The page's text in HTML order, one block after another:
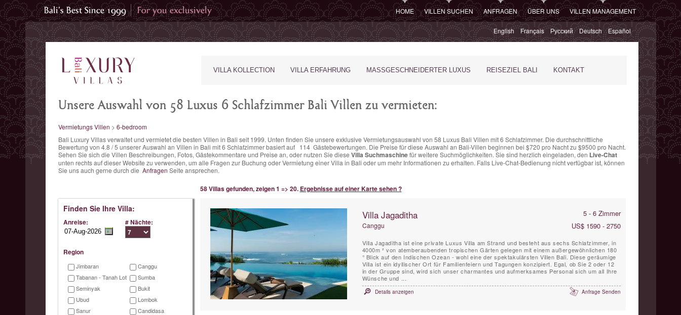
HOME VILLEN SUCHEN ANFRAGEN ÜBER UNS VILLEN MANAGEMENT
English Français Русский Deutsch Español
VILLA KOLLECTION VILLA ERFAHRUNG MASSGESCHNEIDERTER LUXUS REISEZIEL BALI KONTAKT
Unsere Auswahl von 58 Luxus 6 Schlafzimmer Bali Villen zu vermieten:
Vermietungs Villen > 6-bedroom
Bali Luxury Villas verwaltet und vermietet die besten Villen in Bali seit 1999. Unten finden Sie unsere exklusive Vermietungsauswahl von 58 Luxus Bali Villen mit 6 Schlafzimmer. Die durchschnittliche
Bewertung von 4.8 /5 unserer Auswahl an Villen in Bali mit 6 Schlafzimmer basiert auf 114Gästebewertungen. Die Preise für diese Auswahl an Bali-Villen beginnen bei $720 pro Nachtzu $9500 pro Nacht.
Sehen Sie sich die Villen Beschreibungen, Fotos, Gästekommentare und Preise an, oder nutzen Sie diese Villa Suchmaschinefür weitere Suchmöglichkeiten. Sie sind herzlich eingeladen, den Live-Chat
unten rechts auf dieser Website zu verwenden, um alle Fragen zur Buchung oder Vermietung einer Villa in Bali oder um mehr Informationen zu erhalten. Falls Live-Chat-Bedienung nicht verfügbar ist, können
Sie uns auch gerne durch die Anfragen Seite ansprechen.
Finden Sie Ihre Villa:
Anreise: # Nächte:
Region
Jimbaran
Canggu
Tabanan - Tanah Lot
Sumba
Seminyak
Bukit
Ubud
Lombok
Sanur
Candidasa
58 Villas gefunden, zeigen 1 => 20. Ergebnisse auf einer Karte sehen ?
Villa Jagaditha 5 - 6 Zimmer
Canggu US$ 1590 - 2750
Villa Jagaditha ist eine private Luxus Villa am Strand und besteht aus sechs Schlafzimmer, in
4000m ² von atemberaubenden tropischen Gärten gelegen mit einem außergewöhnlichen 180
° Blick auf den Indischen Ozean - wohl eine der spektakulärsten Villen Bali. Diese geräumige
Villa ist ein idyllischer Ort für Familienfeiern und Tagungen konzipiert. Egal, ob Sie 2 oder 12
in der Gruppe sind, wird sich unser charmantes und aufmerksames Personal sich um all Ihre
Wünsche und ...
Details anzeigen Anfrage Senden